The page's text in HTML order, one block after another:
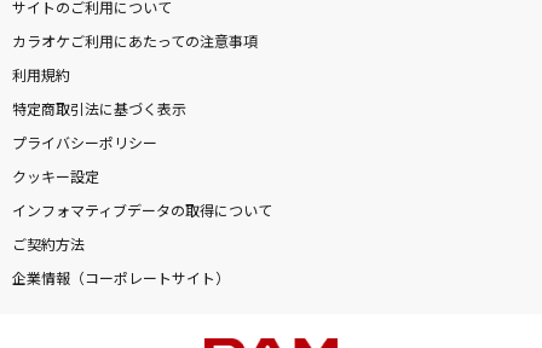
メランコリーキッチン
米津玄師
[生音]恋
back number
[生音]あの紙ヒコーキ くもり空わって
サイトのご利用について
カラオケご利用にあたっての注意事項
利用規約
特定商取引法に基づく表示
プライバシーポリシー
クッキー設定
インフォマティブデータの取得について
ご契約方法
企業情報（コーポレートサイト）